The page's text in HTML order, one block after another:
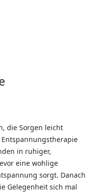
die Sorgen leicht
in ruhiger,
eine wohlige
sorgt. Danach
Gelegenheit sich mal